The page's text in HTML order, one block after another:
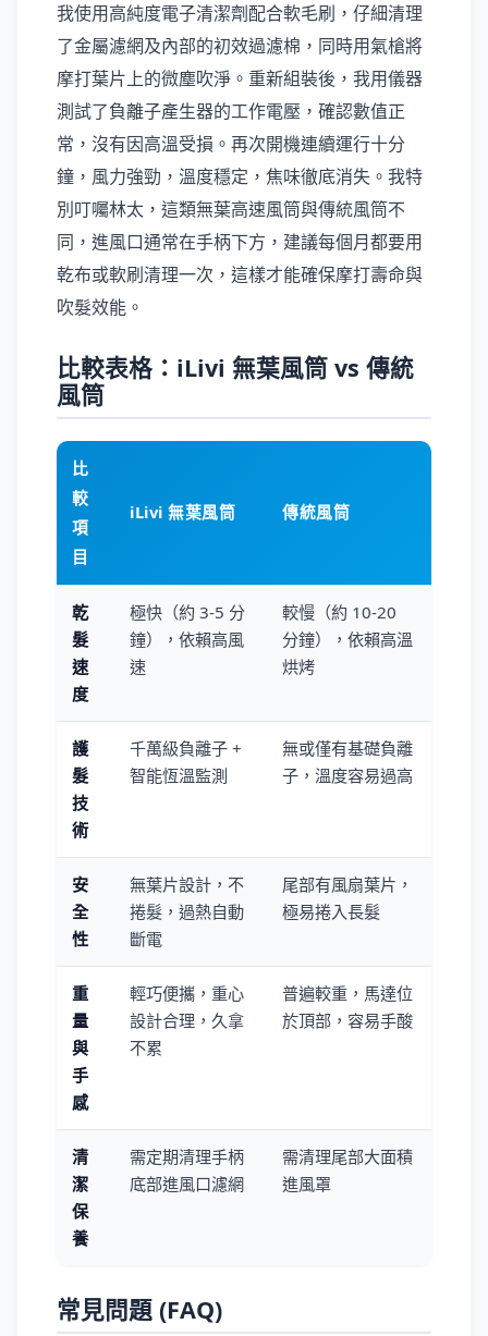
我使用高純度電子清潔劑配合軟毛刷，仔細清理
了金屬濾網及內部的初效過濾棉，同時用氣槍將
摩打葉片上的微塵吹淨。重新組裝後，我用儀器
測試了負離子產生器的工作電壓，確認數值正
常，沒有因高溫受損。再次開機連續運行十分
鐘，風力強勁，溫度穩定，焦味徹底消失。我特
別叮囑林太，這類無葉高速風筒與傳統風筒不
同，進風口通常在手柄下方，建議每個月都要用
乾布或軟刷清理一次，這樣才能確保摩打壽命與
吹髮效能。
比較表格：iLivi 無葉風筒 vs 傳統
風筒
比
較
項
目
iLivi 無葉風筒 傳統風筒
乾
髮
速
度
極快（約 3-5 分
鐘），依賴高風
速
較慢（約 10-20
分鐘），依賴高溫
烘烤
護
髮
技
術
千萬級負離子 +
智能恆溫監測
無或僅有基礎負離
子，溫度容易過高
安
全
性
無葉片設計，不
捲髮，過熱自動
斷電
尾部有風扇葉片，
極易捲入長髮
重
量
與
手
感
輕巧便攜，重心
設計合理，久拿
不累
普遍較重，馬達位
於頂部，容易手酸
清
潔
保
養
需定期清理手柄
底部進風口濾網
需清理尾部大面積
進風罩
常見問題 (FAQ)